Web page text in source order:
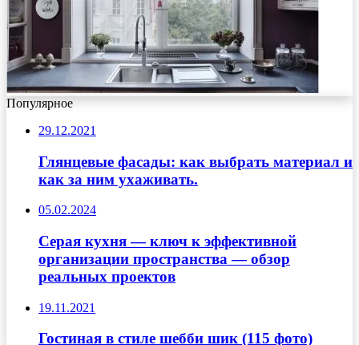
Популярное
29.12.2021
Глянцевые фасады: как выбрать материал и
как за ним ухаживать.
05.02.2024
Серая кухня — ключ к эффективной
организации пространства — обзор
реальных проектов
19.11.2021
Гостиная в стиле шебби шик (115 фото)